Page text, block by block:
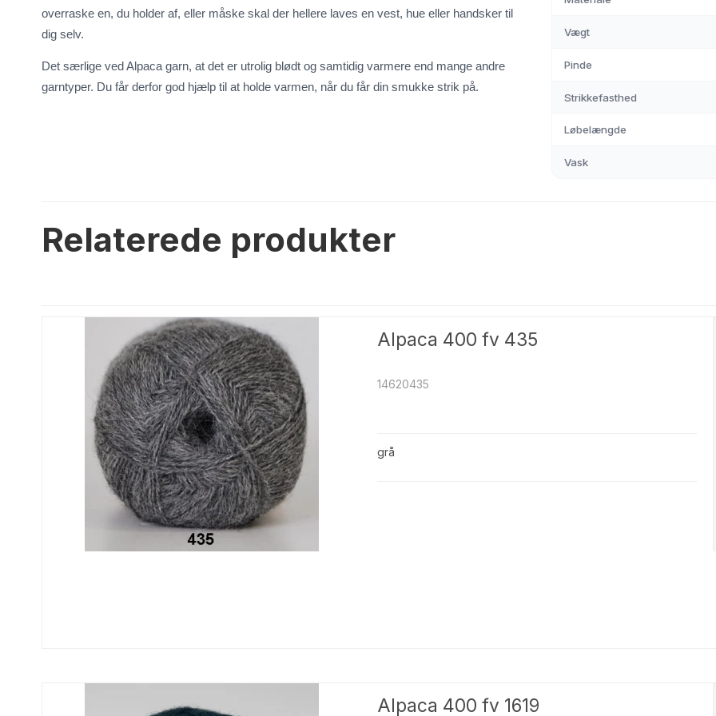
Uld/Nylon
Aloe Sockwool
Armonia
Wool-Silk
overraske en, du holder af, eller måske skal der hellere laves en vest, hue eller handsker til
dig selv.
Det særlige ved Alpaca garn, at det er utrolig blødt og samtidig varmere end mange andre
garntyper. Du får derfor god hjælp til at holde varmen, når du får din smukke strik på.
Vægt
Pinde
Strikkefasthed
Løbelængde
Vask
Relaterede produkter
Alpaca 400 fv 435
14620435
grå
Alpaca 400 fv 1619